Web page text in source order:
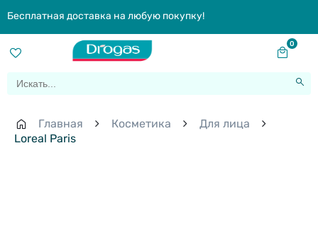
Бесплатная доставка на любую покупку!
0
Главная Косметика
Для лица
Loreal Paris